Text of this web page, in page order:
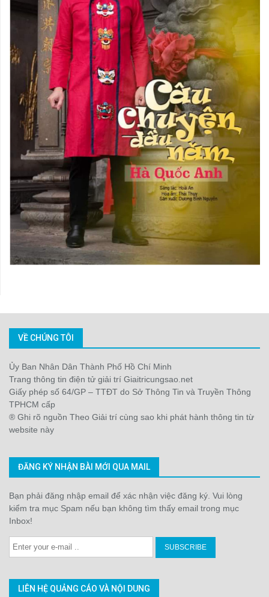
VỀ CHÚNG TÔI
Ủy Ban Nhân Dân Thành Phố Hồ Chí Minh
Trang thông tin điện tử giải trí Giaitricungsao.net
Giấy phép số 64/GP – TTĐT do Sở Thông Tin và Truyền Thông
TPHCM cấp
® Ghi rõ nguồn Theo Giải trí cùng sao khi phát hành thông tin từ
website này
ĐĂNG KÝ NHẬN BÀI MỚI QUA MAIL
Bạn phải đăng nhập email để xác nhận việc đăng ký. Vui lòng
kiểm tra mục Spam nếu bạn không tìm thấy email trong mục
Inbox!
LIÊN HỆ QUẢNG CÁO VÀ NỘI DUNG